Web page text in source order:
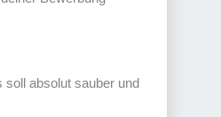
soll absolut sauber und